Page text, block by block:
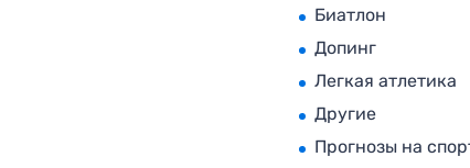
Биатлон
Допинг
Легкая атлетика
Другие
Прогнозы на